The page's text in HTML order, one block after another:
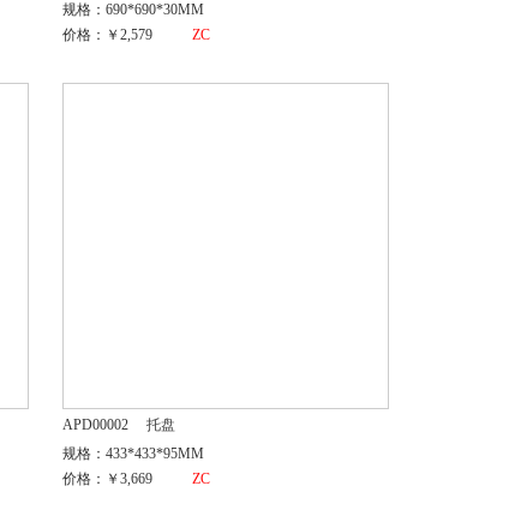
规格：690*690*30MM
价格：￥2,579
ZC
APD00002
托盘
规格：433*433*95MM
价格：￥3,669
ZC